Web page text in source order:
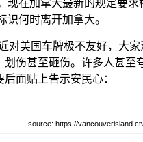
现在加拿大最新的规定要
识何时离开加拿大。
对美国车牌极不友好，大
伤甚至砸伤。许多人甚至
面贴上告示安民心：
source: https://